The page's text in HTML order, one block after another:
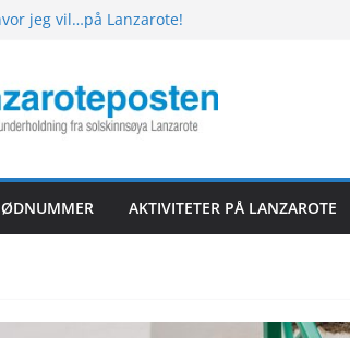
jeg vil…på Lanzarote!
Onsdag 5.august 2026
Tirsdag 4.august 2026
Mandag 3.august 2026
AKTIVITETER PÅ LANZAROTE